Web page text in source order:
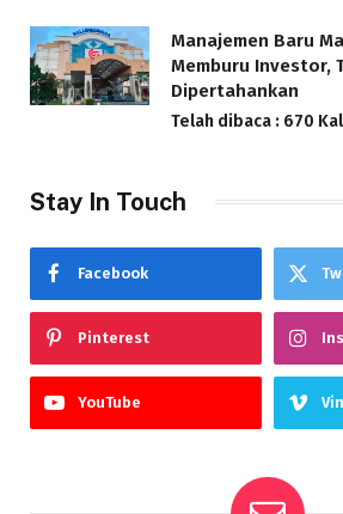
Manajemen Baru
Memburu Investor,
Dipertahankan
Telah dibaca : 670
Stay In Touch
Facebook
Pinterest
YouTube